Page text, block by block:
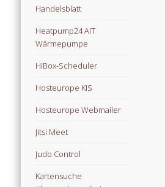
Handelsblatt
Heatpump24 AIT
Wärmepumpe
HiBox-Scheduler
Hosteurope KIS
Hosteurope Webmailer
Jitsi Meet
Judo Control
Kartensuche